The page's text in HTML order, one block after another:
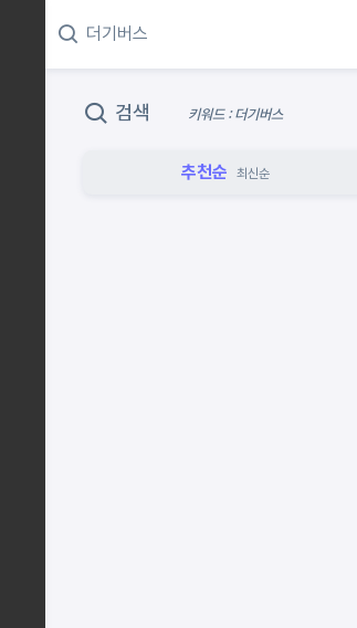
검색 키워드 : 더기버스
추천순 최신순